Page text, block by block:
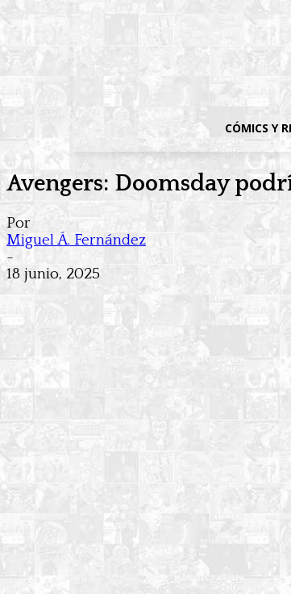
CÓMICS Y
Avengers: Doomsday
Por
Miguel Á. Fernández
-
18 junio, 2025